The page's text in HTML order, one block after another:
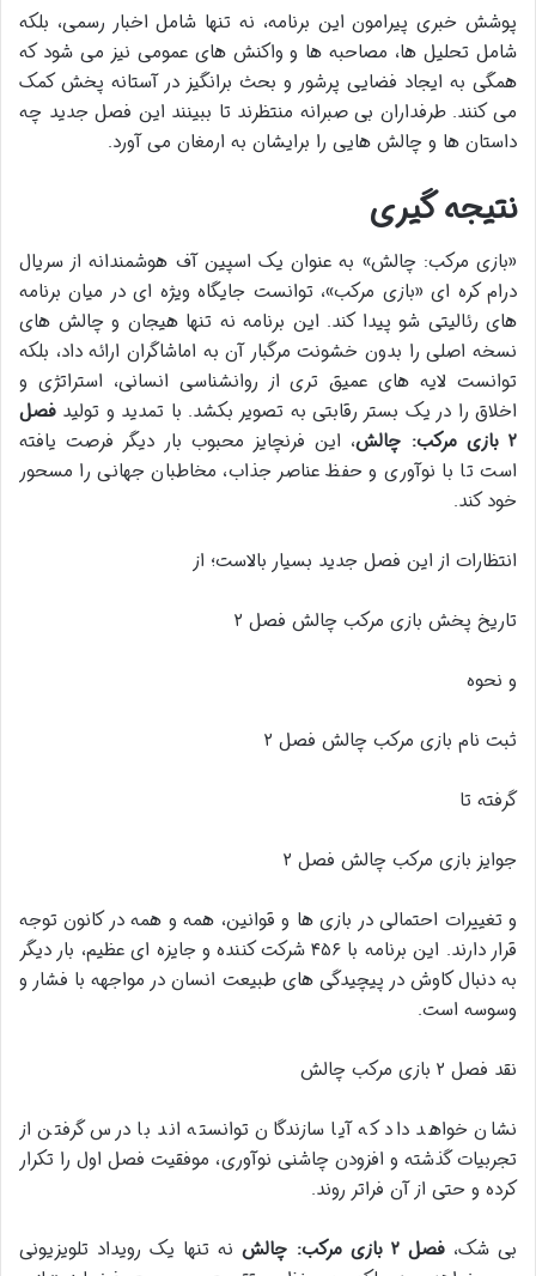
پوشش خبری پیرامون این برنامه، نه تنها شامل اخبار رسمی، بلکه
شامل تحلیل ها، مصاحبه ها و واکنش های عمومی نیز می شود که
همگی به ایجاد فضایی پرشور و بحث برانگیز در آستانه پخش کمک
می کنند. طرفداران بی صبرانه منتظرند تا ببینند این فصل جدید چه
داستان ها و چالش هایی را برایشان به ارمغان می آورد.
نتیجه گیری
«بازی مرکب: چالش» به عنوان یک اسپین آف هوشمندانه از سریال
درام کره ای «بازی مرکب»، توانست جایگاه ویژه ای در میان برنامه
های رئالیتی شو پیدا کند. این برنامه نه تنها هیجان و چالش های
نسخه اصلی را بدون خشونت مرگبار آن به اماشاگران ارائه داد، بلکه
توانست لایه های عمیق تری از روانشناسی انسانی، استراتژی و
اخلاق را در یک بستر رقابتی به تصویر بکشد. با تمدید و تولید فصل
۲ بازی مرکب: چالش
، این فرنچایز محبوب بار دیگر فرصت یافته
است تا با نوآوری و حفظ عناصر جذاب، مخاطبان جهانی را مسحور
خود کند.
انتظارات از این فصل جدید بسیار بالاست؛ از
تاریخ پخش بازی مرکب چالش فصل ۲
و نحوه
ثبت نام بازی مرکب چالش فصل ۲
گرفته تا
جوایز بازی مرکب چالش فصل ۲
و تغییرات احتمالی در بازی ها و قوانین، همه و همه در کانون توجه
قرار دارند. این برنامه با ۴۵۶ شرکت کننده و جایزه ای عظیم، بار دیگر
به دنبال کاوش در پیچیدگی های طبیعت انسان در مواجهه با فشار و
وسوسه است.
نقد فصل ۲ بازی مرکب چالش
نشان خواهد داد که آیا سازندگان توانسته اند با درس گرفتن از
تجربیات گذشته و افزودن چاشنی نوآوری، موفقیت فصل اول را تکرار
کرده و حتی از آن فراتر روند.
بی شک،فصل ۲ بازی مرکب: چالش
نه تنها یک رویداد تلویزیونی